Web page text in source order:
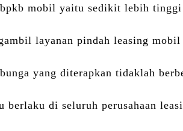
mobil yaitu sedikit lebih
layanan pindah leasing
yang diterapkan tidaklah
berlaku di seluruh perusahaan